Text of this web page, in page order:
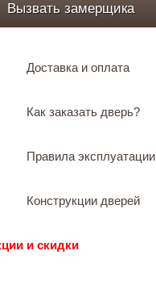
Вызвать замерщика
Доставка и оплата
Как заказать дверь?
Правила эксплуатации
Конструкции дверей
и скидки